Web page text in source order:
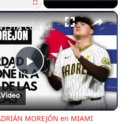
Fullscreen
Play
Video
ENTREVISTA con ADRIÁN MOREJÓN en MIAMI
MOREJÓN en MIAMI